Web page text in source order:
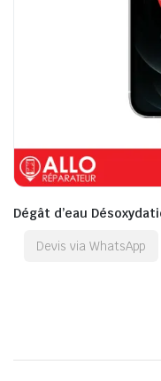
Dégât d’eau
Devis via WhatsApp